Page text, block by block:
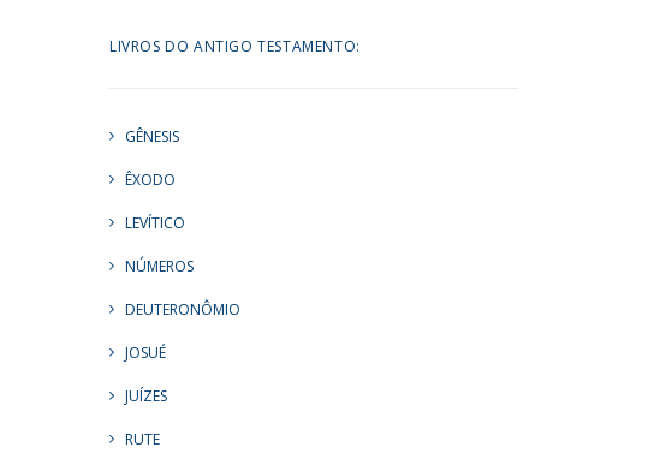
LIVROS DO ANTIGO TESTAMENTO:
GÊNESIS
ÊXODO
LEVÍTICO
NÚMEROS
DEUTERONÔMIO
JOSUÉ
JUÍZES
RUTE